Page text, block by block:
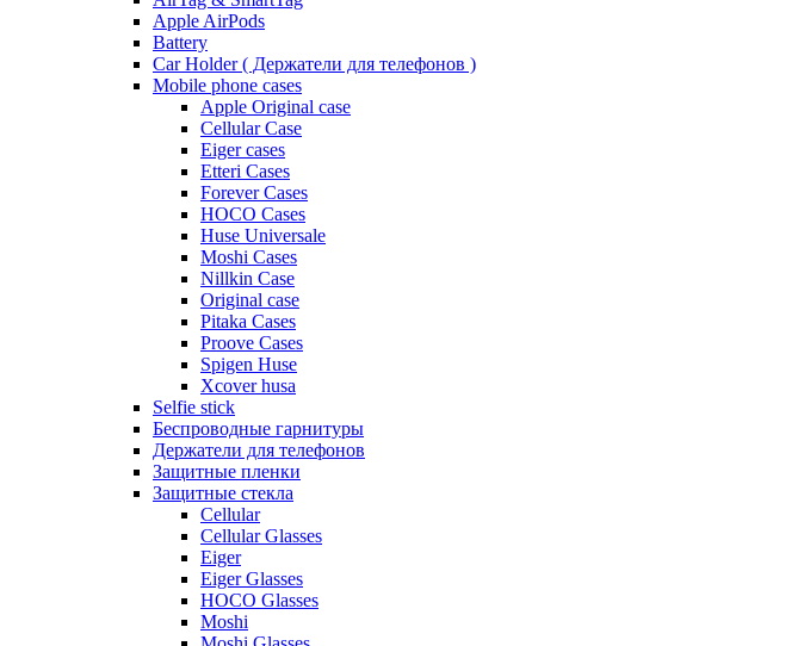
Apple AirPods
Battery
Car Holder ( Держатели для телефонов )
Mobile phone cases
Apple Original case
Cellular Case
Eiger cases
Etteri Cases
Forever Cases
HOCO Cases
Huse Universale
Moshi Cases
Nillkin Case
Original case
Pitaka Cases
Proove Cases
Spigen Huse
Xcover husa
Selfie stick
Беспроводные гарнитуры
Держатели для телефонов
Защитные пленки
Защитные стекла
Cellular
Cellular Glasses
Eiger
Eiger Glasses
HOCO Glasses
Moshi